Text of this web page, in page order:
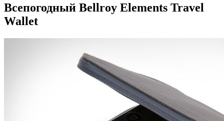
Всепогодный Bellroy Elements Travel
Wallet